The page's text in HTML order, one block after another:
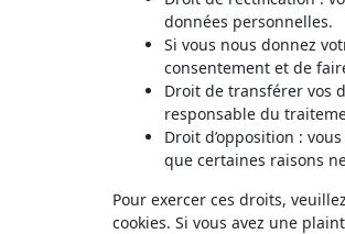
données personnelles.
Si vous nous donnez
consentement et de
Droit de transférer vos
responsable du
Droit d’opposition :
que certaines raisons
Pour exercer ces droits,
cookies. Si vous avez une